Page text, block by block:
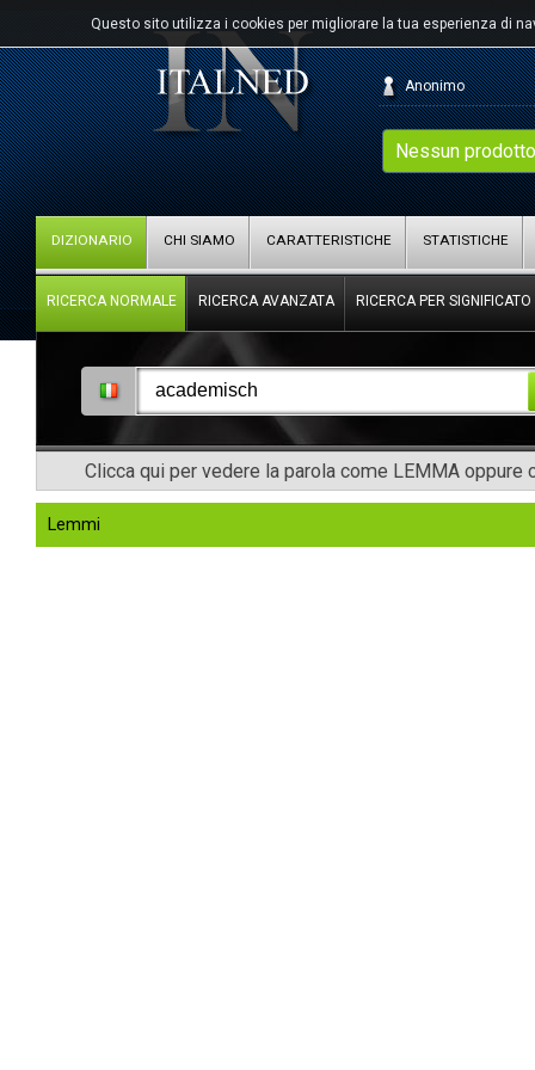
Questo sito utilizza i cookies per migliorare la tua esperienza di
Nessun
Anonimo
DIZIONARIO CHI SIAMO CARATTERISTICHE STATISTICHE
RICERCA NORMALE RICERCA AVANZATA RICERCA PER SIGNIFICATO
Clicca qui per vedere la parola come LEMMA oppure
Lemmi